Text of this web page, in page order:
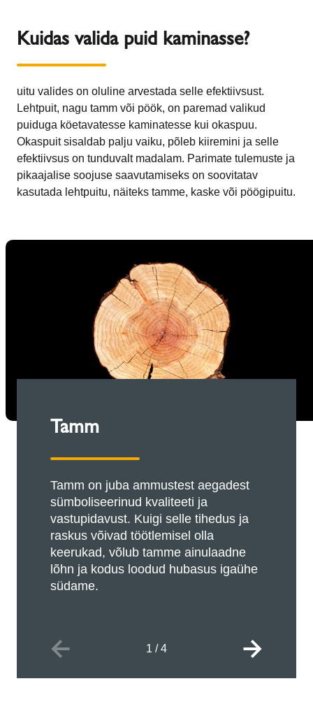
Kuidas valida puid kaminasse?
uitu valides on oluline arvestada selle efektiivsust.
Lehtpuit, nagu tamm või pöök, on paremad valikud
puiduga köetavatesse kaminatesse kui okaspuu.
Okaspuit sisaldab palju vaiku, põleb kiiremini ja selle
efektiivsus on tunduvalt madalam. Parimate tulemuste ja
pikaajalise soojuse saavutamiseks on soovitatav
kasutada lehtpuitu, näiteks tamme, kaske või pöögipuitu.
1 /4
Tamm
Tamm on juba ammustest aegadest
sümboliseerinud kvaliteeti ja
vastupidavust. Kuigi selle tihedus ja
raskus võivad töötlemisel olla
keerukad, võlub tamme ainulaadne
lõhn ja kodus loodud hubasus igaühe
südame.